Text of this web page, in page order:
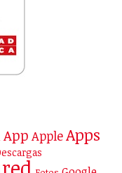
App AppleApps